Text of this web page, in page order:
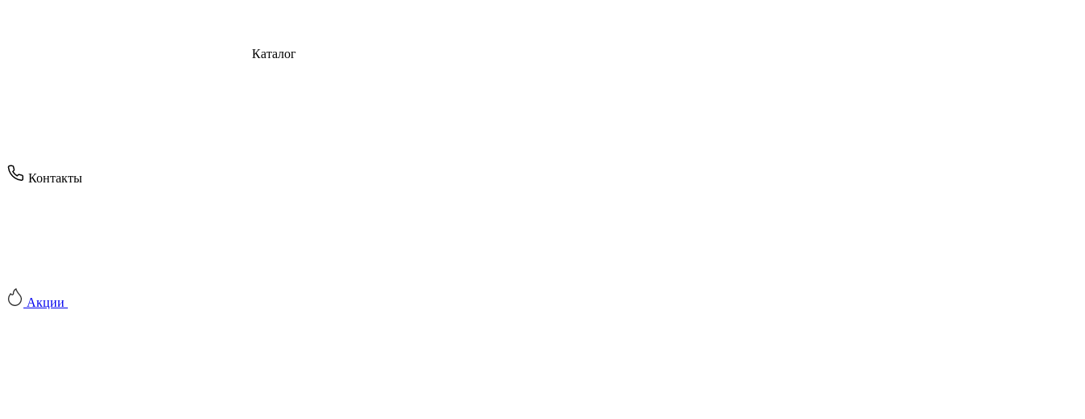
Каталог
Контакты
Акции